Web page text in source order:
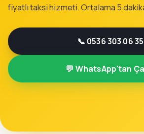
fiyatlı taksi hizmeti. Ortalama 5
📞 0536 303 06 35
💬 WhatsApp'tan